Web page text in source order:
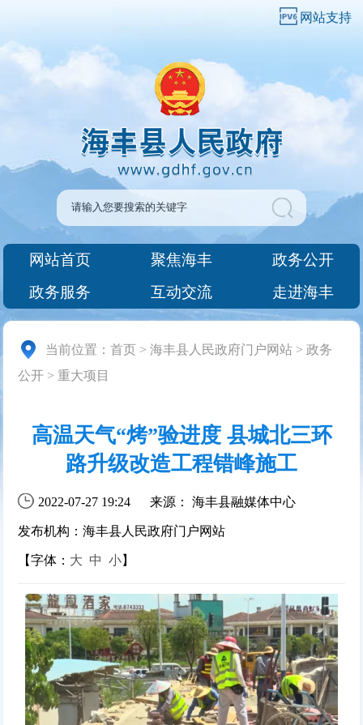
网站支持
网站首页 聚焦海丰
政务公开
政务服务
互动交流 走进海丰
当前位置：首页 >海丰县人民政府门户网站 >政务
公开 >重大项目
高温天气“烤”验进度 县城北三环
路升级改造工程错峰施工
2022-07-27 19:24 来源： 海丰县融媒体中心
发布机构：海丰县人民政府门户网站
【字体： 大 中 小】